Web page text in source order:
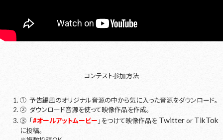
コンテスト参加方法
① 予告編風のオリジナル音源の中から気に入った音源をダウンロード。
② ダウンロード音源を使って映像作品を作成。
③ 「#オールアットムービー 」をつけて映像作品を Twitteror TikTok
に投稿。